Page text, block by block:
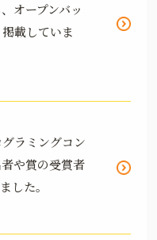
オープンバッ
載していま
ラミングコン
や賞の受賞者
した。